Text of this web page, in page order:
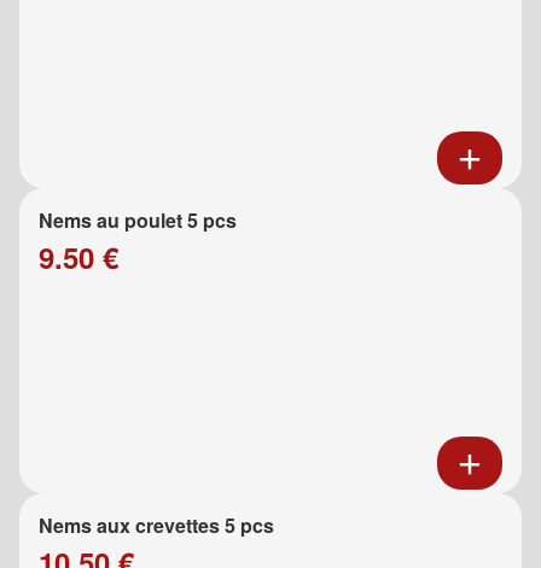
Nems au poulet 5 pcs
9.50 €
Nems aux crevettes 5 pcs